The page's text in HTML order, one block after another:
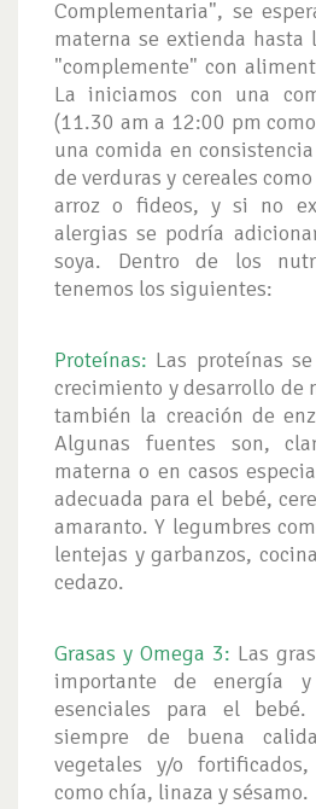
Complementaria", se
materna se extienda hasta
"complemente" con
La iniciamos con una
(11.30 am a 12:00 pm
una comida en
de verduras y cereales
arroz o fideos, y si no
alergias se podría
soya. Dentro de los
tenemos los siguientes:
Proteínas: Las proteínas
crecimiento y desarrollo de
también la creación de
Algunas fuentes son,
materna o en casos
adecuada para el bebé,
amaranto. Y legumbres
lentejas y garbanzos,
cedazo.
Grasas y Omega 3: Las
importante de energía
esenciales para el bebé.
siempre de buena
vegetales y/o
como chía, linaza y sésamo.